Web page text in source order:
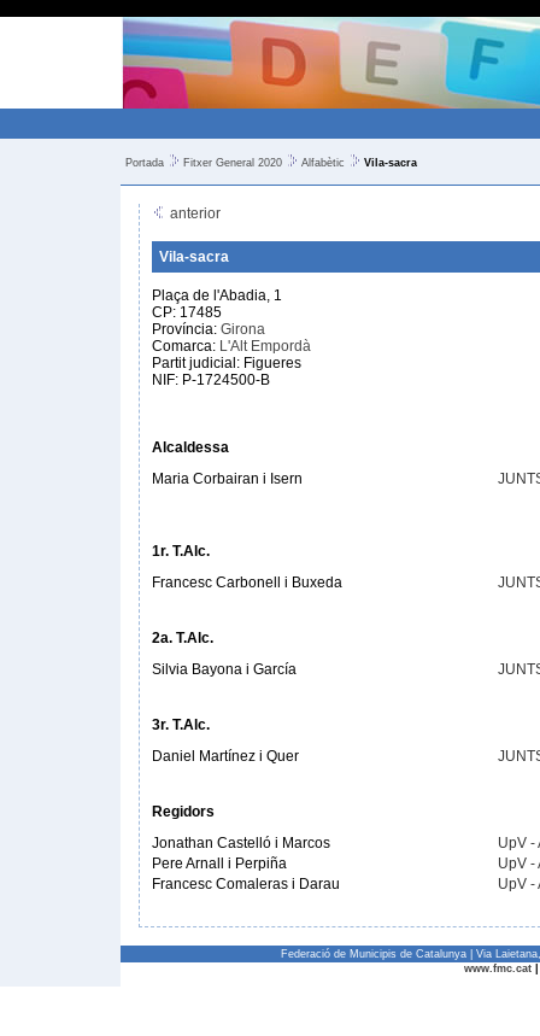
Portada Fitxer General 2020 Alfabètic Vila-sacra
anterior
Vila-sacra
Plaça de l'Abadia, 1
CP: 17485
Província: Girona
Comarca: L'Alt Empordà
Partit judicial: Figueres
NIF: P-1724500-B
Alcaldessa
Maria Corbairan i Isern
1r. T.Alc.
Francesc Carbonell i Buxeda
2a. T.Alc.
Silvia Bayona i García
3r. T.Alc.
Daniel Martínez i Quer
Regidors
Jonathan Castelló i Marcos
UpV -
Pere Arnall i Perpiña
UpV -
Francesc Comaleras i Darau
UpV -
Federació de Municipis de Catalunya | Via
www.fmc.cat